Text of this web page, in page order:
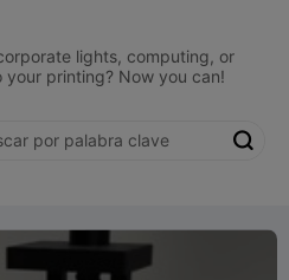
lights, computing, or
